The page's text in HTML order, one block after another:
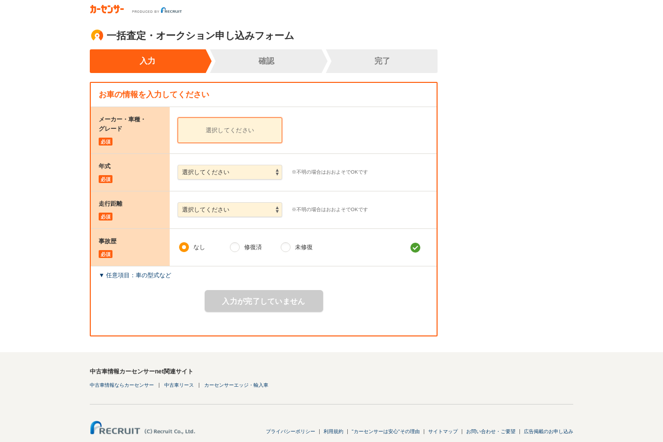
一括査定・オークション申し込みフォーム
入力 確認 完了
お車の情報を入力してください
メーカー・車種・
グレード
必須
選択してください
年式
必須
※不明の場合はおおよそでOKです
走行距離
必須
※不明の場合はおおよそでOKです
事故歴
必須
なし 修復済 未修復
▼ 任意項目：車の型式など
入力が完了していません
中古車情報カーセンサーnet関連サイト
中古車情報ならカーセンサー 中古車リース カーセンサーエッジ・輸入車
プライバシーポリシー 利用規約 "カーセンサーは安心"その理由 サイトマップ お問い合わせ・ご要望 広告掲載のお申し込み